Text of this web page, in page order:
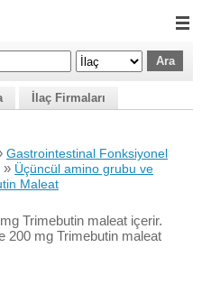
İlaç Firmaları
Gastrointestinal Fonksiyonel
» Üçüncül amino grubu ve
Maleat
Trimebutin maleat içerir.
200 mg Trimebutin maleat